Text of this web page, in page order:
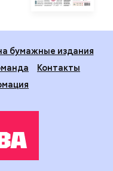
бумажные издания
Контакты